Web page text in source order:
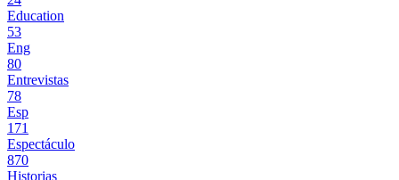
Education
53
Eng
80
Entrevistas
78
Esp
171
Espectáculo
870
Historias